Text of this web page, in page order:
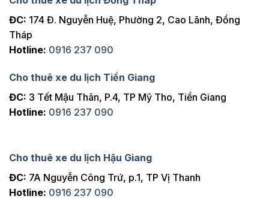
1000km 2 ngày
Nha
Trang
Trang
Đà Lạt 600km 1 chiều
Đà Lạt 700km
Đà Lạt 900km 3 ngày
Đà Lạt 900km 4 ngày
ĐC: 174 Đ. Nguyễn Huệ, Phường 2, Cao Lãnh, Đồng
Tháp
Hotline: 0916 237 090
Cho thuê xe du lịch Tiền Giang
ĐC: 3 Tết Mậu Thân, P.4, TP Mỹ Tho, Tiền Giang
Hotline: 0916 237 090
Cho thuê xe du lịch Hậu Giang
ĐC: 7A Nguyễn Công Trứ, p.1, TP Vị Thanh
Hotline: 0916 237 090